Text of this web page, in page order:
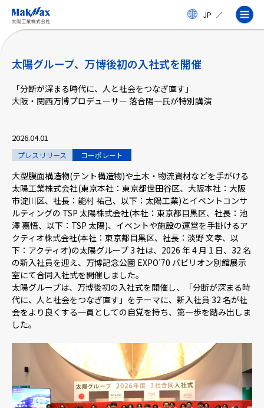
コ
ン
JP ／
企業情報
事業紹介
製品・サービス
実績
太陽工業コラム
採用情報
お問い合わせ
太陽グループ、万博後初の入社式を開催
「分断が深まる時代に、人と社会をつなぎ直す」
大阪・関西万博プロデューサー 落合陽一氏が特別講演
2026.04.01
プレスリリース コーポレート
大型膜面構造物(テント構造物)や土木・物流資材などを手がける
太陽工業株式会社(東京本社：東京都世田谷区、大阪本社：大阪
市淀川区、社長：能村 祐己、以下：太陽工業)とイベントコンサ
ルティングの TSP 太陽株式会社(本社：東京都目黒区、社長：池
澤 嘉悟、以下：TSP 太陽)、イベントや施設の運営を手掛けるア
クティオ株式会社(本社：東京都目黒区、社長：淡野 文孝、以
下：アクティオ)の太陽グループ 3 社は、2026 年 4 月 1 日、32 名
の新入社員を迎え、万博記念公園 EXPO’70 パビリオン別館展示
室にて合同入社式を開催しました。
太陽グループは、万博後初の入社式を開催し、「分断が深まる時
代に、人と社会をつなぎ直す」をテーマに、新入社員 32 名が社
会をより良くする一員としての自覚を持ち、第一歩を踏み出しま
した。